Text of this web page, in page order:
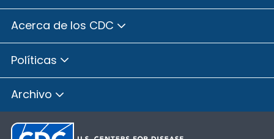
Acerca de los CDC
Políticas
Archivo